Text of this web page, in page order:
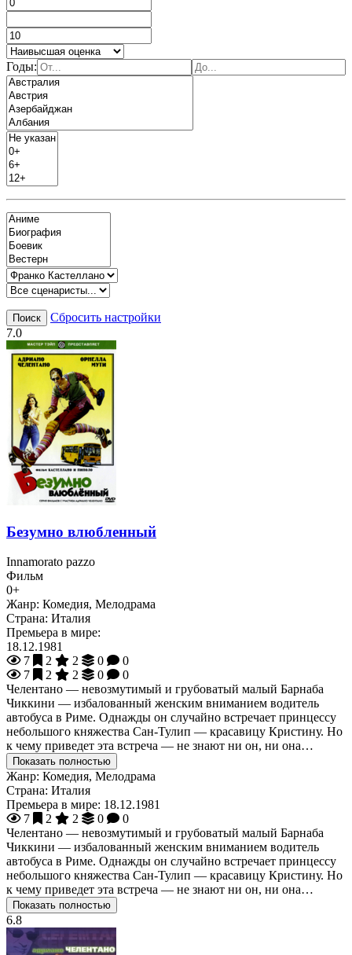
Годы:
Поиск
Сбросить настройки
7.0
Безумно влюбленный
Innamorato pazzo
Фильм
0+
Жанр: Комедия, Мелодрама
Страна: Италия
Премьера в мире:
18.12.1981
7
2 2 0
0
7
2 2 0
0
Челентано — невозмутимый и грубоватый малый Барнаба
Чиккини — избалованный женским вниманием водитель
автобуса в Риме. Однажды он случайно встречает принцессу
небольшого княжества Сан-Тулип — красавицу Кристину. Но
к чему приведет эта встреча — не знают ни он, ни она…
Показать полностью
Жанр: Комедия, Мелодрама
Страна: Италия
Премьера в мире: 18.12.1981
7
2 2 0
0
Челентано — невозмутимый и грубоватый малый Барнаба
Чиккини — избалованный женским вниманием водитель
автобуса в Риме. Однажды он случайно встречает принцессу
небольшого княжества Сан-Тулип — красавицу Кристину. Но
к чему приведет эта встреча — не знают ни он, ни она…
Показать полностью
6.8